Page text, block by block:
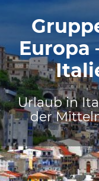
Europa
Urlaub in
der